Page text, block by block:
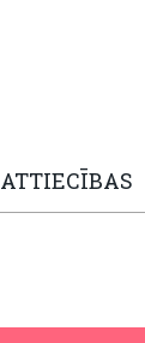
ATTIECĪBAS